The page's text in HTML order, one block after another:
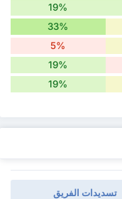
19%
33%
5%
19%
19%
تسديدات الفريق